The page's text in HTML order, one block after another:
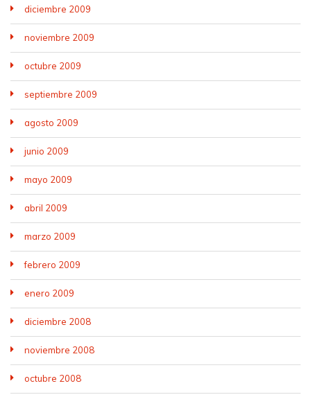
diciembre 2009
noviembre 2009
octubre 2009
septiembre 2009
agosto 2009
junio 2009
mayo 2009
abril 2009
marzo 2009
febrero 2009
enero 2009
diciembre 2008
noviembre 2008
octubre 2008